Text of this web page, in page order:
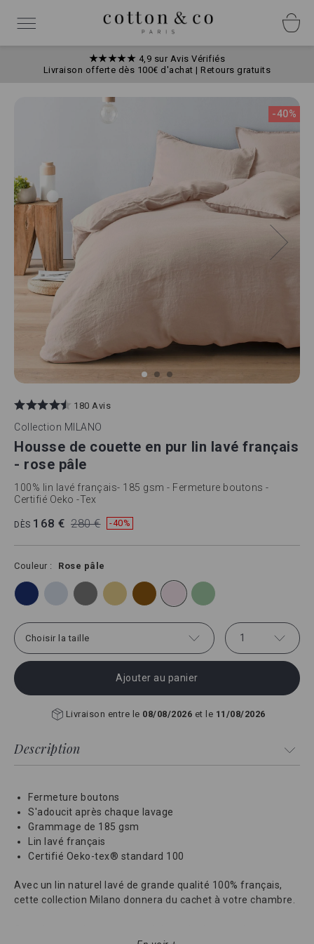
contenu
Basculer
★★★★★ 4,9 sur Avis Vérifiés
Livraison offerte dès 100€ d'achat | Retours gratuits
180 Avis
Collection MILANO
Housse de couette en pur lin lavé français
- rose pâle
100% lin lavé français- 185 gsm - Fermeture boutons -
Certifié Oeko -Tex
DÈS 168 € 280 € -40%
Couleur Rose pâle
Choisir la taille 1
Ajouter au panier
Livraison entre le 08/08/2026 et le 11/08/2026
Description
Fermeture boutons
S'adoucit après chaque lavage
Grammage de 185 gsm
Lin lavé français
Certifié Oeko-tex® standard 100
Avec un lin naturel lavé de grande qualité 100% français,
cette collection Milano donnera du cachet à votre chambre.
images
gallery
-40%
to
the
beginning
the
images
gallery